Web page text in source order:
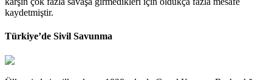
kaydetmiştir.
Türkiye’de Sivil Savunma